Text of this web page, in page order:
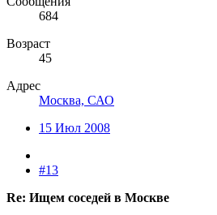
684
Возраст
45
Адрес
Москва, САО
15 Июл 2008
#13
Re: Ищем соседей в Москве